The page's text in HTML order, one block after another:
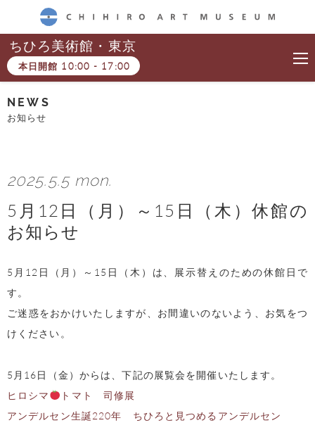
CHIHIRO ART MUSEUM
ちひろ美術館・東京
本日開館 10:00 - 17:00
NEWS
お知らせ
2025.5.5 mon.
5月12日（月）～15日（木）休館の
お知らせ
5月12日（月）～15日（木）は、展示替えのための休館日で
す。
ご迷惑をおかけいたしますが、お間違いのないよう、お気をつ
けください。
5月16日（金）からは、下記の展覧会を開催いたします。
ヒロシマ
トマト 司修展
アンデルセン生誕220年 ちひろと見つめるアンデルセン